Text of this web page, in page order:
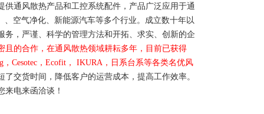
通风散热产品和工控系统配件，产品广泛应用于通
空气净化、新能源汽车等多个行业。成立数十年以
，严谨、科学的管理方法和开拓、求实、创新的企
且的合作，在通风散热领域耕耘多年，目前已获得
Cesotec，Ecofit， IKURA，日系台系等各类名优风
交货时间，降低客户的运营成本，提高工作效率。
来电来函洽谈！